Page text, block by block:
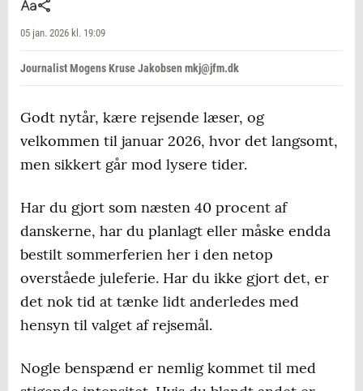
05 jan. 2026 kl. 19:09
Journalist Mogens Kruse Jakobsen mkj@jfm.dk
Godt nytår, kære rejsende læser, og
velkommen til januar 2026, hvor det langsomt,
men sikkert går mod lysere tider.
Har du gjort som næsten 40 procent af
danskerne, har du planlagt eller måske endda
bestilt sommerferien her i den netop
overståede juleferie. Har du ikke gjort det, er
det nok tid at tænke lidt anderledes med
hensyn til valget af rejsemål.
Nogle benspænd er nemlig kommet til med